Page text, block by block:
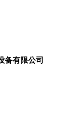
备有限公司